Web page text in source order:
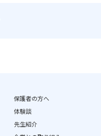
保護者の方へ
体験談
先生紹介